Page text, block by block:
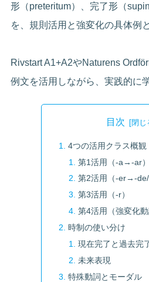
形（preteritum）、完了形（
を、規則活用と強変化の具体例
Rivstart A1+A2やNaturens
例文を活用しながら、実践的に
目次
4つの活用クラス概観
第1活用（-a→-ar）
第2活用（-er→-
第3活用（-r）
第4活用（強変化動
時制の使い分け
現在完了と過去完
未来表現
特殊動詞とモーダル